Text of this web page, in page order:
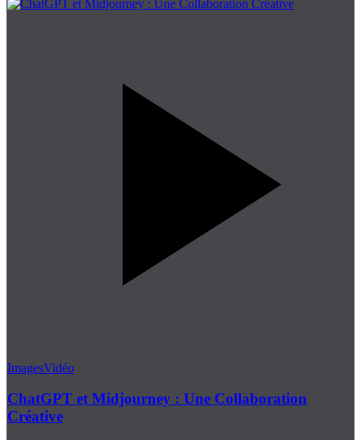
ImagesVidéo
ChatGPT et Midjourney : Une Collaboration
Créative